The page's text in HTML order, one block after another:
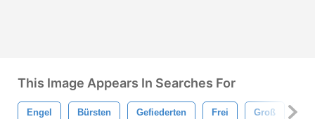
This Image Appears In Searches For
Engel Bürsten Gefiederten Frei Groß